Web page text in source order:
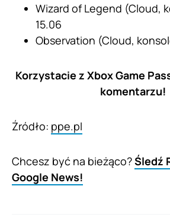
Wizard of Legend (Cloud,
15.06
Observation (Cloud,
Korzystacie z Xbox Game
komentarzu!
Źródło: ppe.pl
Chcesz być na bieżąco?Śledź
Google News!